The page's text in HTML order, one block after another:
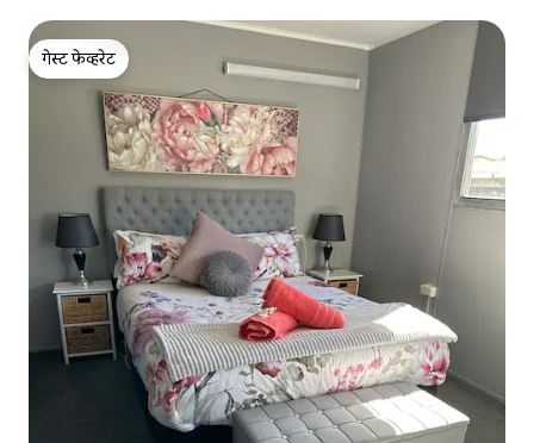
गेस्ट फेव्हरेट
गेस्ट फेव्हरेट